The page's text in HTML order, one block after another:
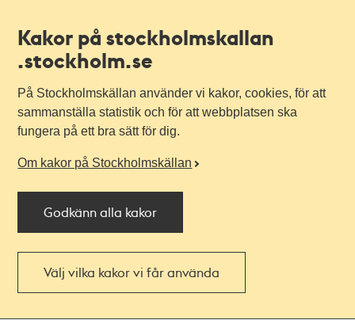
Kakor på stockholmskallan
.stockholm.se
På Stockholmskällan använder vi kakor, cookies, för att
sammanställa statistik och för att webbplatsen ska
fungera på ett bra sätt för dig.
Om kakor på Stockholmskällan
Godkänn alla kakor
Välj vilka kakor vi får använda